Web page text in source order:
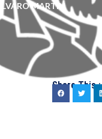
ÁLVARO MARTÍN
Share This :